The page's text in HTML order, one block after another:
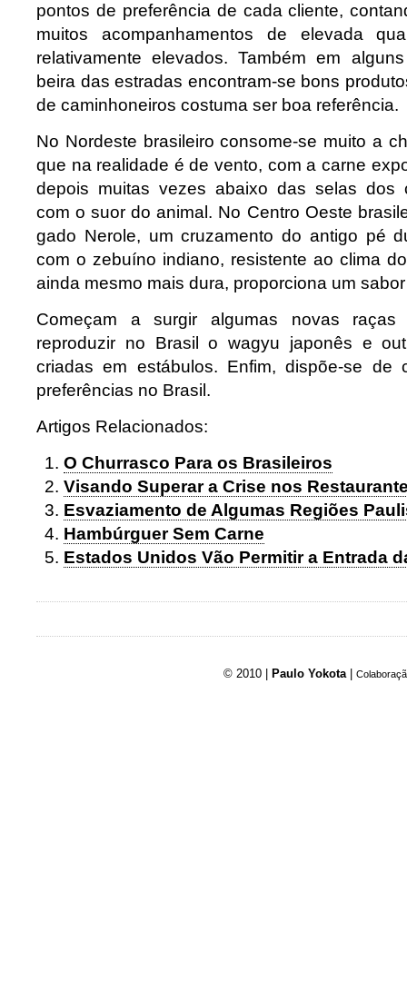
pontos de preferência de cada cliente,
muitos acompanhamentos de elevada
relativamente elevados. Também em
beira das estradas encontram-se bons
de caminhoneiros costuma ser boa referência.
No Nordeste brasileiro consome-se muito a
que na realidade é de vento, com a carne
depois muitas vezes abaixo das selas dos
com o suor do animal. No Centro Oeste
gado Nerole, um cruzamento do antigo pé
com o zebuíno indiano, resistente ao clima
ainda mesmo mais dura, proporciona um
Começam a surgir algumas novas
reproduzir no Brasil o wagyu japonês e
criadas em estábulos. Enfim, dispõe-se de
preferências no Brasil.
Artigos Relacionados:
O Churrasco Para os Brasileiros
Visando Superar a Crise nos
Esvaziamento de Algumas Regiões
Hambúrguer Sem Carne
Estados Unidos Vão Permitir a Entrada
© 2010 | Paulo Yokota |